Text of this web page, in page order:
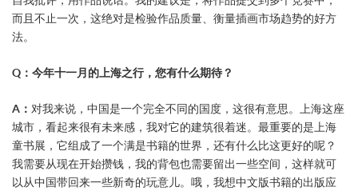
而且不止一次，这绝对是检验作品质量、衡量插画市场趋势的好方
法。
Q：今年十一月的上海之行，您有什么期待？
A： 对我来说，中国是一个完全不同的国度，这很有意思。上海这座
城市，看起来很有未来感，我对它的建筑很着迷。最重要的是上海
童书展，它组成了一个满是书籍的世界，还有什么比这更好的呢？
我需要从现在开始攒钱，我的背包也需要留出一些空间，这样就可
以从中国带回来一些新奇的玩意儿。哦，我想中文版书籍的出版应